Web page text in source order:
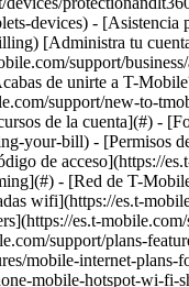
devices) -
[Administra tu
support/
de unirte a T-
support/new-to-
de la cuenta](#) -
your-bill) - [Permisos
de acceso](https://
- [Red de T-
wifi](https://es.t-
es.t-
support/plans-
mobile-internet-
mobile-hotspot-wi-